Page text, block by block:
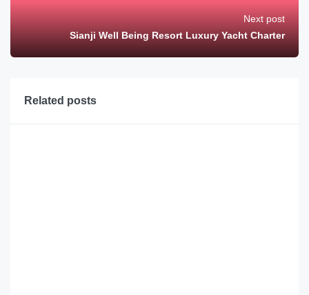
Next post
Sianji Well Being Resort Luxury Yacht Charter
Related posts